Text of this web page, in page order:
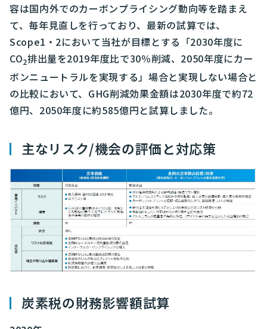
容は国内外でのカーボンプライシング動向等を踏まえ
て、毎年見直しを行っており、最新の試算では、
Scope1・2において当社が目標とする「2030年度に
CO2排出量を2019年度比で30％削減、2050年度にカー
ボンニュートラルを実現する」場合と実現しない場合と
の比較において、GHG削減効果金額は2030年度で約72
億円、2050年度に約585億円と試算しました。
主なリスク/機会の評価と対応策
炭素税の財務影響額試算